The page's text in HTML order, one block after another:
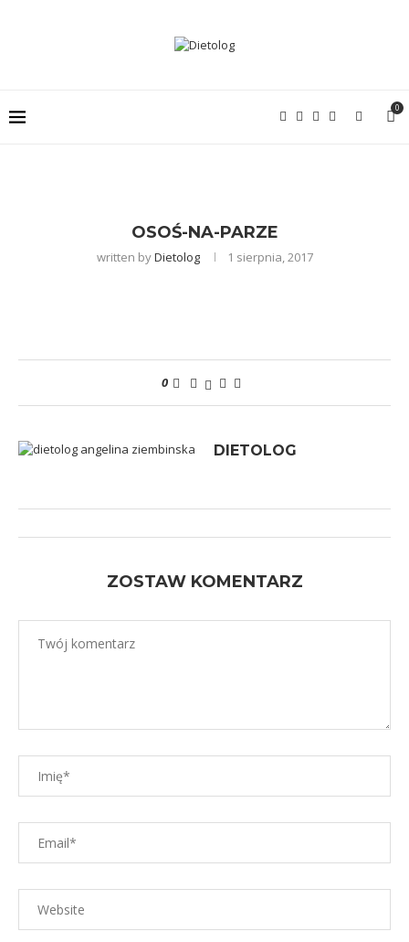
0
OSOŚ-NA-PARZE
written byDietolog 1 sierpnia, 2017
0
DIETOLOG
ZOSTAW KOMENTARZ